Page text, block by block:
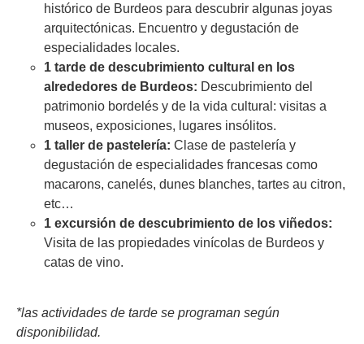
histórico de Burdeos para descubrir algunas joyas
arquitectónicas. Encuentro y degustación de
especialidades locales.
1 tarde de descubrimiento cultural en los
alrededores de Burdeos: Descubrimiento del
patrimonio bordelés y de la vida cultural: visitas a
museos, exposiciones, lugares insólitos.
1 taller de pastelería: Clase de pastelería y
degustación de especialidades francesas como
macarons, canelés, dunes blanches, tartes au citron,
etc…
1 excursión de descubrimiento de los viñedos:
Visita de las propiedades vinícolas de Burdeos y
catas de vino.
*las actividades de tarde se programan según
disponibilidad.